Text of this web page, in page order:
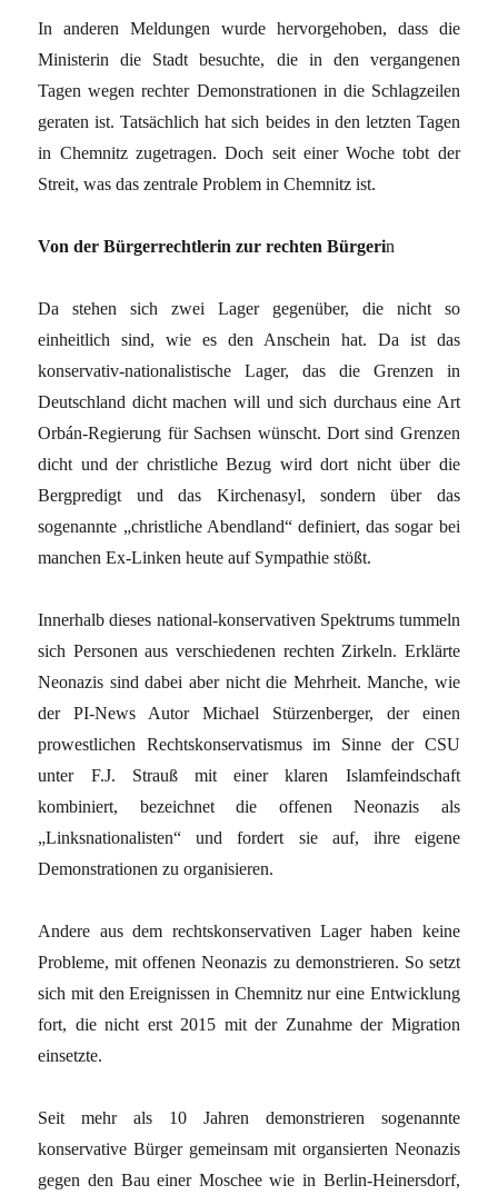
In anderen Meldungen wurde hervorgehoben, dass die
Ministerin die Stadt besuchte, die in den vergangenen
Tagen wegen rechter Demonstrationen in die Schlagzeilen
geraten ist. Tatsächlich hat sich beides in den letzten Tagen
in Chemnitz zugetragen. Doch seit einer Woche tobt der
Streit, was das zentrale Problem in Chemnitz ist.
Von der Bürgerrechtlerin zur rechten Bürgerin
Da stehen sich zwei Lager gegenüber, die nicht so
einheitlich sind, wie es den Anschein hat. Da ist das
konservativ-nationalistische Lager, das die Grenzen in
Deutschland dicht machen will und sich durchaus eine Art
Orbán-Regierung für Sachsen wünscht. Dort sind Grenzen
dicht und der christliche Bezug wird dort nicht über die
Bergpredigt und das Kirchenasyl, sondern über das
sogenannte „christliche Abendland“ definiert, das sogar bei
manchen Ex-Linken heute auf Sympathie stößt.
Innerhalb dieses national-konservativen Spektrums tummeln
sich Personen aus verschiedenen rechten Zirkeln. Erklärte
Neonazis sind dabei aber nicht die Mehrheit. Manche, wie
der PI-News Autor Michael Stürzenberger, der einen
prowestlichen Rechtskonservatismus im Sinne der CSU
unter F.J. Strauß mit einer klaren Islamfeindschaft
kombiniert, bezeichnet die offenen Neonazis als
„Linksnationalisten“ und fordert sie auf, ihre eigene
Demonstrationen zu organisieren.
Andere aus dem rechtskonservativen Lager haben keine
Probleme, mit offenen Neonazis zu demonstrieren. So setzt
sich mit den Ereignissen in Chemnitz nur eine Entwicklung
fort, die nicht erst 2015 mit der Zunahme der Migration
einsetzte.
Seit mehr als 10 Jahren demonstrieren sogenannte
konservative Bürger gemeinsam mit organsierten Neonazis
gegen den Bau einer Moschee wie in Berlin-Heinersdorf,